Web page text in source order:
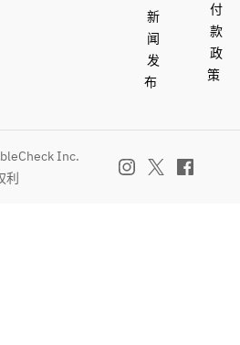
新
闻
发
布
付
款
政
策
Inc.
利